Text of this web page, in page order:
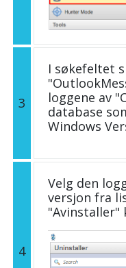
3
I søkefeltet
loggene av
database
Windows
4
Velg den
versjon fra